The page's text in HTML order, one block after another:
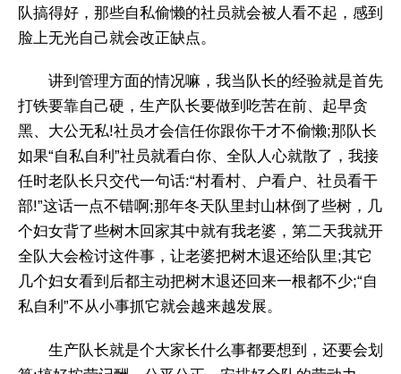
队搞得好，那些自私偷懒的社员就会被人看不起，感到
脸上无光自己就会改正缺点。
讲到管理方面的情况嘛，我当队长的经验就是首先
打铁要靠自己硬，生产队长要做到吃苦在前、起早贪
黑、大公无私!社员才会信任你跟你干才不偷懒;那队长
如果“自私自利”社员就看白你、全队人心就散了，我接
任时老队长只交代一句话:“村看村、户看户、社员看干
部!”这话一点不错啊;那年冬天队里封山林倒了些树，几
个妇女背了些树木回家其中就有我老婆，第二天我就开
全队大会检讨这件事，让老婆把树木退还给队里;其它
几个妇女看到后都主动把树木退还回来一根都不少;“自
私自利”不从小事抓它就会越来越发展。
生产队长就是个大家长什么事都要想到，还要会划